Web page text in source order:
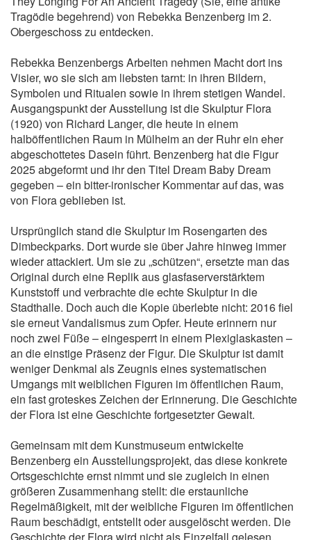
Tragödie begehrend) von Rebekka Benzenberg im 2.
Obergeschoss zu entdecken.
Rebekka Benzenbergs Arbeiten nehmen Macht dort ins
Visier, wo sie sich am liebsten tarnt: in ihren Bildern,
Symbolen und Ritualen sowie in ihrem stetigen Wandel.
Ausgangspunkt der Ausstellung ist die Skulptur Flora
(1920) von Richard Langer, die heute in einem
halböffentlichen Raum in Mülheim an der Ruhr ein eher
abgeschottetes Dasein führt. Benzenberg hat die Figur
2025 abgeformt und ihr den Titel Dream Baby Dream
gegeben – ein bitter-ironischer Kommentar auf das, was
von Flora geblieben ist.
Ursprünglich stand die Skulptur im Rosengarten des
Dimbeckparks. Dort wurde sie über Jahre hinweg immer
wieder attackiert. Um sie zu „schützen“, ersetzte man das
Original durch eine Replik aus glasfaserverstärktem
Kunststoff und verbrachte die echte Skulptur in die
Stadthalle. Doch auch die Kopie überlebte nicht: 2016 fiel
sie erneut Vandalismus zum Opfer. Heute erinnern nur
noch zwei Füße – eingesperrt in einem Plexiglaskasten –
an die einstige Präsenz der Figur. Die Skulptur ist damit
weniger Denkmal als Zeugnis eines systematischen
Umgangs mit weiblichen Figuren im öffentlichen Raum,
ein fast groteskes Zeichen der Erinnerung. Die Geschichte
der Flora ist eine Geschichte fortgesetzter Gewalt.
Gemeinsam mit dem Kunstmuseum entwickelte
Benzenberg ein Ausstellungsprojekt, das diese konkrete
Ortsgeschichte ernst nimmt und sie zugleich in einen
größeren Zusammenhang stellt: die erstaunliche
Regelmäßigkeit, mit der weibliche Figuren im öffentlichen
Raum beschädigt, entstellt oder ausgelöscht werden. Die
Geschichte der Flora wird nicht als Einzelfall gelesen,